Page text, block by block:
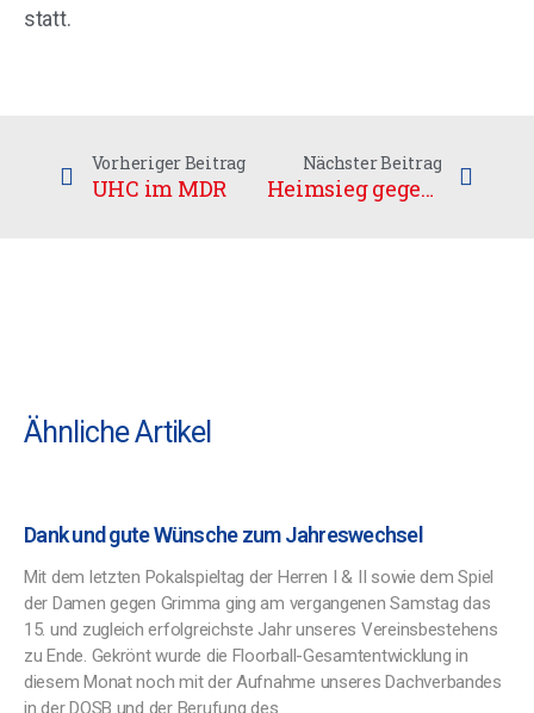
statt.
Vorheriger Beitrag
UHC im MDR
Nächster Beitrag
Heimsieg gegen kompakte Berliner
Ähnliche Artikel
Dank und gute Wünsche zum Jahreswechsel
Mit dem letzten Pokalspieltag der Herren I & II sowie dem Spiel
der Damen gegen Grimma ging am vergangenen Samstag das
15. und zugleich erfolgreichste Jahr unseres Vereinsbestehens
zu Ende. Gekrönt wurde die Floorball-Gesamtentwicklung in
diesem Monat noch mit der Aufnahme unseres Dachverbandes
in der DOSB und der Berufung des